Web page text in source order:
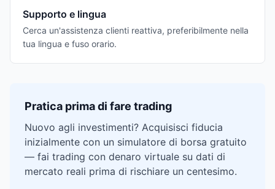
Supporto e lingua
Cerca un'assistenza clienti reattiva, preferibilmente nella
tua lingua e fuso orario.
Pratica prima di fare trading
Nuovo agli investimenti? Acquisisci fiducia
inizialmente con un simulatore di borsa gratuito
— fai trading con denaro virtuale su dati di
mercato reali prima di rischiare un centesimo.